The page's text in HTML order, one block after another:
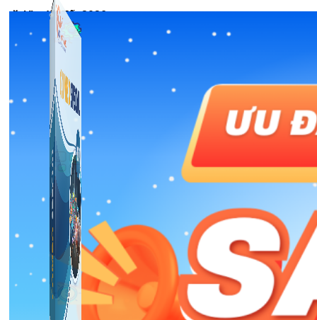
Công Cụ Marketing
1,066 bài viết
Thủ Thuật Facebook
536 bài viết
🎉 Ưu đãi Tết 2026